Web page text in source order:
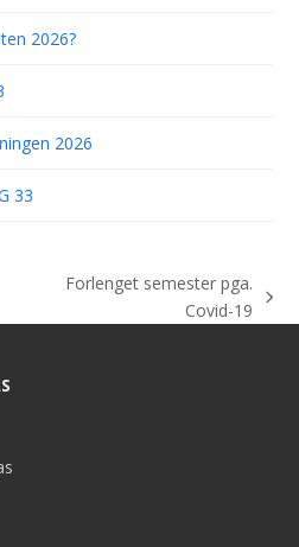
2026?
2026
33
Forlenget semester pga.
Covid-19